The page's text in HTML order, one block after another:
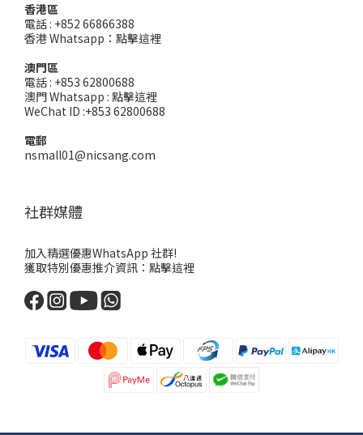
香港區
電話 : +852 66866388
香港 Whatsapp： 點擊這裡
澳門區
電話 : +853 62800688
澳門 Whatsapp : 點擊這裡
WeChat ID :+853 62800688
電郵
nsmall01@nicsang.com
社群媒體
加入精選優惠WhatsApp 社群!
獲取特別優惠推介資訊： 點擊這裡